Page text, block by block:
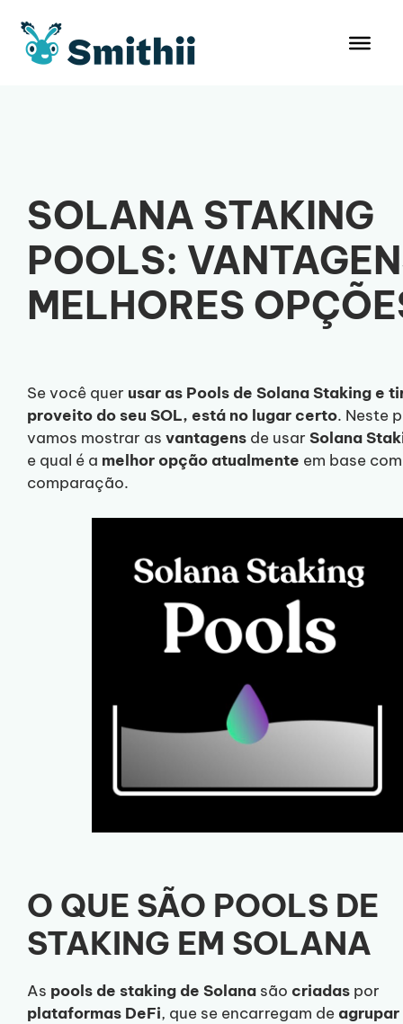
para
SOLANA STAKING
POOLS:
MELHORES
Se você quer usar as Pools de Solana Staking e
proveito do seu SOL, está no lugar certo. Neste
vamos mostrar as vantagens de usar Solana
e qual é a melhor opção atualmente em base
comparação.
O QUE SÃO POOLS DE
STAKING EM SOLANA
As pools de staking de Solana são criadas por
plataformas DeFi, que se encarregam de agrupar